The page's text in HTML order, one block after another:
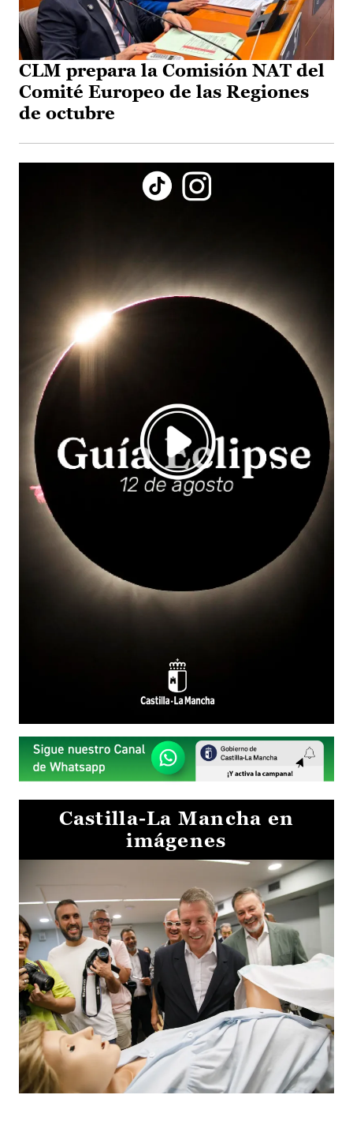
CLM prepara la Comisión NAT del
Comité Europeo de las Regiones
de octubre
Castilla-La Mancha en
imágenes